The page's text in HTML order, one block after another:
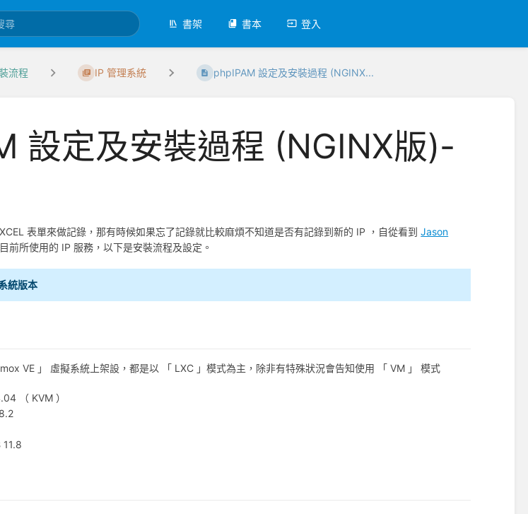
書架 書本 登入
流程 IP 管理系統 phpIPAM 設定及安裝過程 (NGINX...
設定及安裝過程 (NGINX版)-
表單來做記錄，那有時候如果忘了記錄就比較麻煩不知道是否有記錄到新的 IP ，自從看到Jason
前所使用的 IP 服務，以下是安裝流程及設定。
統版本
VE 」 虛擬系統上架設，都是以 「 LXC 」模式為主，除非有特殊狀況會告知使用 「 VM 」 模式
（ KVM ）